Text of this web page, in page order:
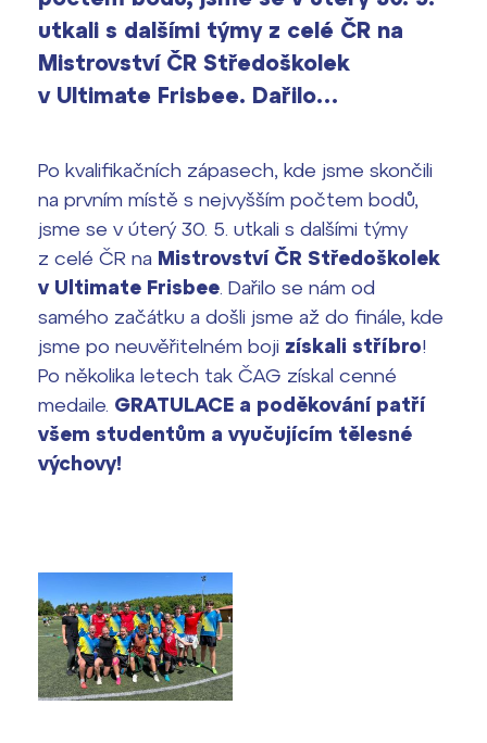
Výsledky 1. kola přijímacího řízení
2026/2027
Europass
FOCUSing
Zahraniční stipendia
ČAG studentský
Maturitní témata
Pomoc! Mám problém!
vyhledávání
Bakaláři
Office 365
utkali s dalšími týmy z celé ČR na
Mistrovství ČR Středoškolek
v Ultimate Frisbee. Dařilo…
Po kvalifikačních zápasech, kde jsme skončili
na prvním místě s nejvyšším počtem bodů,
jsme se v úterý 30. 5. utkali s dalšími týmy
z celé ČR na Mistrovství ČR Středoškolek
v Ultimate Frisbee . Dařilo se nám od
samého začátku a došli jsme až do finále, kde
jsme po neuvěřitelném boji získali stříbro!
Po několika letech tak ČAG získal cenné
medaile. GRATULACE a poděkování patří
všem studentům a vyučujícím tělesné
výchovy!